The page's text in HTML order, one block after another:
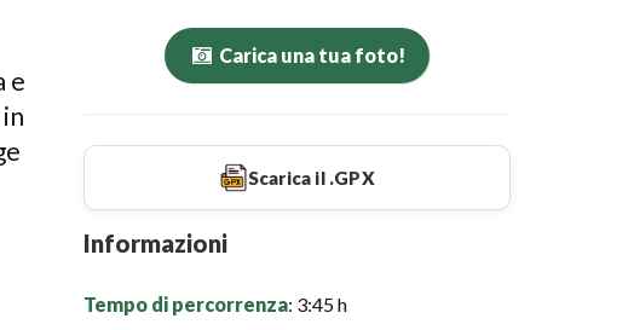
e
Carica una tua foto!
Scarica il .GPX
Informazioni
Tempo di percorrenza: 3:45 h